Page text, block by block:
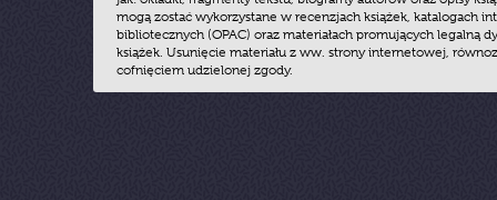
mogą zostać wykorzystane w recenzjach książek, katalogach
bibliotecznych (OPAC) oraz materiałach promujących legalną
książek. Usunięcie materiału z ww. strony internetowej,
cofnięciem udzielonej zgody.